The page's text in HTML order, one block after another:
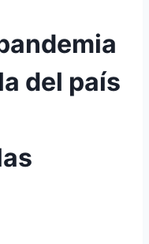
del país